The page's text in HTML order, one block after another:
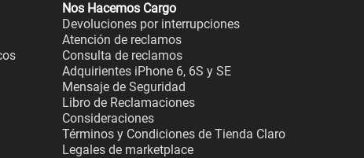
Nos Hacemos Cargo
Devoluciones por interrupciones
Atención de reclamos
Consulta de reclamos
Adquirientes iPhone 6, 6S y SE
Mensaje de Seguridad
Libro de Reclamaciones
Consideraciones
Términos y Condiciones de Tienda Claro
Legales de marketplace